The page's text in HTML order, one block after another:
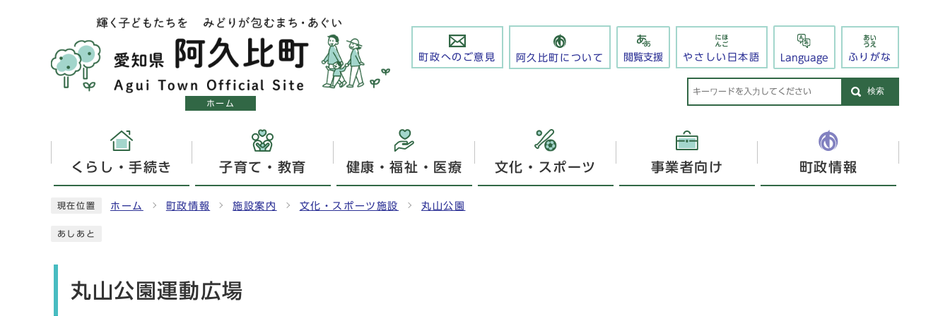
ホーム
町政へのご意見 阿久比町について 閲覧支援 やさしい日本語 Language ふりがな
検索
くらし・手続き 子育て・教育 健康・福祉・医療 文化・スポーツ 事業者向け 町政情報
現在位置 ホーム 町政情報 施設案内 文化・スポーツ施設 丸山公園
あしあと
丸山公園運動広場